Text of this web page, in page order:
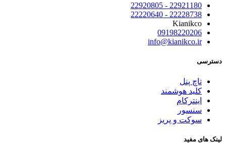
22921180 - 22920805
22228738 - 22220640
Kianikco
09198220206
info@kianikco.ir
دسترسی
تاچ پنل
کلید هوشمند
اینترکام
سنسور
سوکت و پریز
لینک های مفید